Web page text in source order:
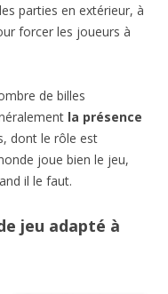
parties en extérieur, à
forcer les joueurs à
de billes
la présence
dont le rôle est
joue bien le jeu,
il le faut.
jeu adapté à